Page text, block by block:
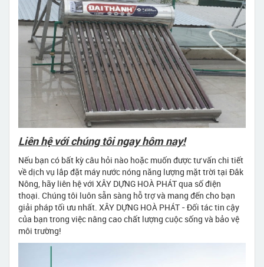
Liên hệ với chúng tôi ngay hôm nay!
Nếu bạn có bất kỳ câu hỏi nào hoặc muốn được tư vấn chi tiết
về dịch vụ lắp đặt máy nước nóng năng lượng mặt trời tại Đắk
Nông, hãy liên hệ với XÂY DỰNG HOÀ PHÁT qua số điện
thoại. Chúng tôi luôn sẵn sàng hỗ trợ và mang đến cho bạn
giải pháp tối ưu nhất. XÂY DỰNG HOÀ PHÁT - Đối tác tin cậy
của bạn trong việc nâng cao chất lượng cuộc sống và bảo vệ
môi trường!